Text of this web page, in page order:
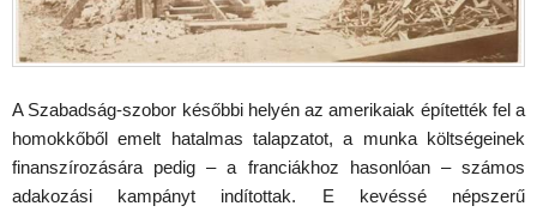
A Szabadság-szobor későbbi helyén az amerikaiak építették fel a
homokkőből emelt hatalmas talapzatot, a munka költségeinek
finanszírozására pedig – a franciákhoz hasonlóan – számos
adakozási kampányt indítottak. E kevéssé népszerű